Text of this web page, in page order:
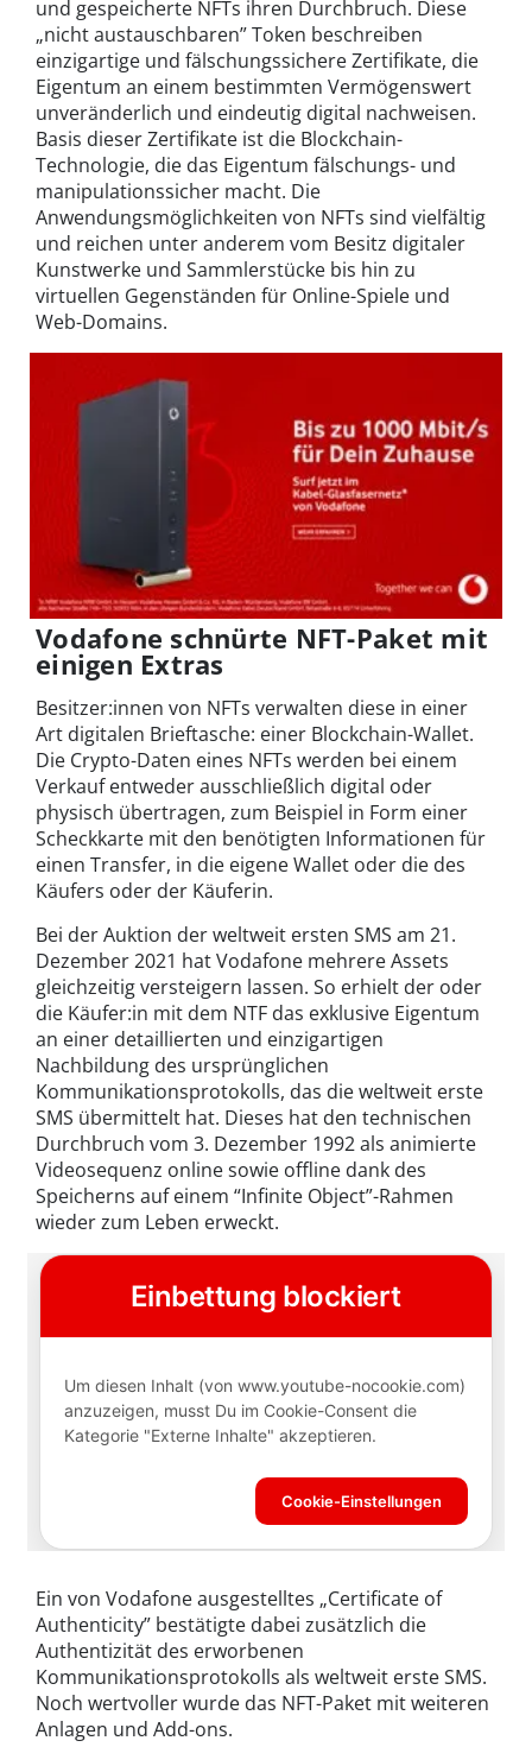
und gespeicherte NFTs ihren Durchbruch. Diese
„nicht austauschbaren” Token beschreiben
einzigartige und fälschungssichere Zertifikate, die
Eigentum an einem bestimmten Vermögenswert
unveränderlich und eindeutig digital nachweisen.
Basis dieser Zertifikate ist die Blockchain-
Technologie, die das Eigentum fälschungs- und
manipulationssicher macht. Die
Anwendungsmöglichkeiten von NFTs sind vielfältig
und reichen unter anderem vom Besitz digitaler
Kunstwerke und Sammlerstücke bis hin zu
virtuellen Gegenständen für Online-Spiele und
Web-Domains.
Vodafone schnürte NFT-Paket mit
einigen Extras
Besitzer:innen von NFTs verwalten diese in einer
Art digitalen Brieftasche: einer Blockchain-Wallet.
Die Crypto-Daten eines NFTs werden bei einem
Verkauf entweder ausschließlich digital oder
physisch übertragen, zum Beispiel in Form einer
Scheckkarte mit den benötigten Informationen für
einen Transfer, in die eigene Wallet oder die des
Käufers oder der Käuferin.
Bei der Auktion der weltweit ersten SMS am 21.
Dezember 2021 hat Vodafone mehrere Assets
gleichzeitig versteigern lassen. So erhielt der oder
die Käufer:in mit dem NTF das exklusive Eigentum
an einer detaillierten und einzigartigen
Nachbildung des ursprünglichen
Kommunikationsprotokolls, das die weltweit erste
SMS übermittelt hat. Dieses hat den technischen
Durchbruch vom 3. Dezember 1992 als animierte
Videosequenz online sowie offline dank des
Speicherns auf einem “Infinite Object”-Rahmen
wieder zum Leben erweckt.
Ein von Vodafone ausgestelltes „Certificate of
Authenticity” bestätigte dabei zusätzlich die
Authentizität des erworbenen
Kommunikationsprotokolls als weltweit erste SMS.
Noch wertvoller wurde das NFT-Paket mit weiteren
Anlagen und Add-ons.